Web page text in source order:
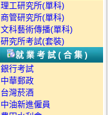
理工研究所(單科)
商管研究所(單科)
文科藝術傳播(單科)
研究所考試(套裝)
就業考試(合集)
銀行考試
中華郵政
台灣菸酒
中油新進僱員